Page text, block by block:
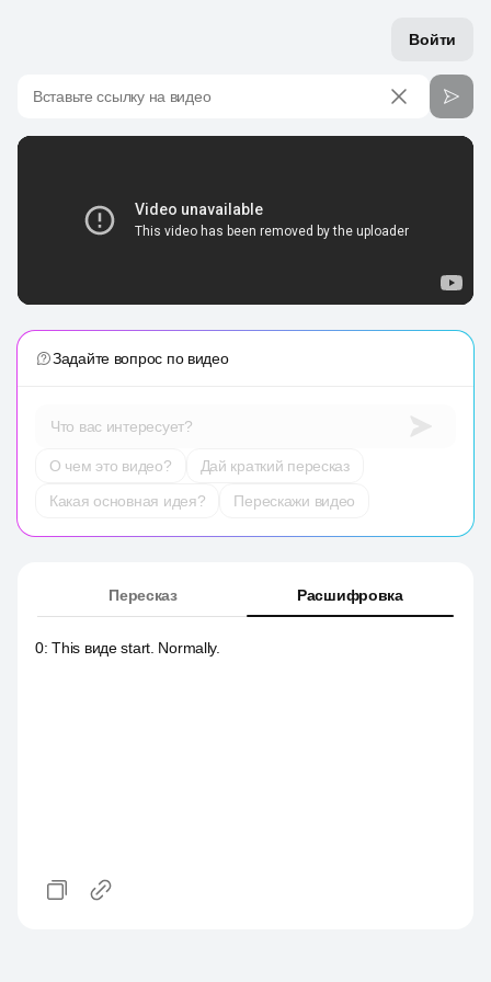
Войти
Вставьте ссылку на видео
Задайте вопрос по видео
Что вас интересует?
О чем это видео?
Дай краткий пересказ
Какая основная идея?
Перескажи видео
Пересказ Расшифровка
0:This виде start. Normally.